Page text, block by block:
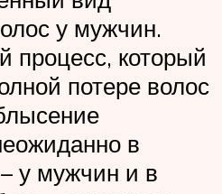
у мужчин.
процесс, который
потере волос
в
у мужчин и в